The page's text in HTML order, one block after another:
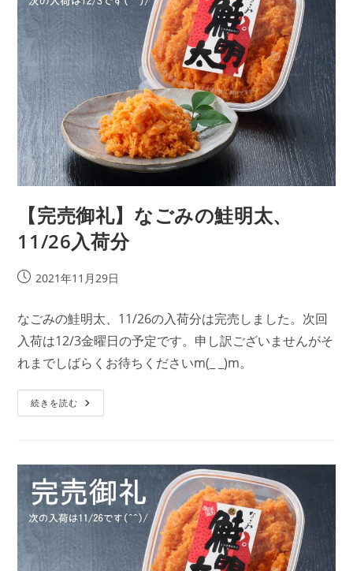
【完売御礼】なごみの鮭明太、
11/26入荷分
投
公
開
日:
2021年11月29日
なごみの鮭明太、11/26の入荷分は完売しました。次回
入荷は12/3金曜日の予定です。申し訳ございませんがそ
れまでしばらくお待ちくださいm(_ _)m。
続きを読む 【完
売
み
の
鮭
明
太、
11/26
分